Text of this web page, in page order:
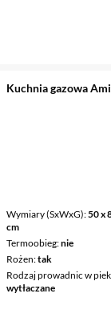
Kuchnia gazowa
Wymiary (SxWxG) 50 x
cm
Termoobieg nie
Rożen tak
Rodzaj prowadnic w
wytłaczane